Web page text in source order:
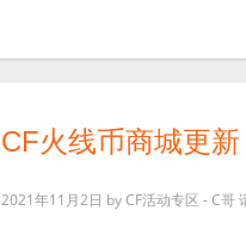
CF火线币商城更
2021年11月2日 byCF活动专区 - C哥